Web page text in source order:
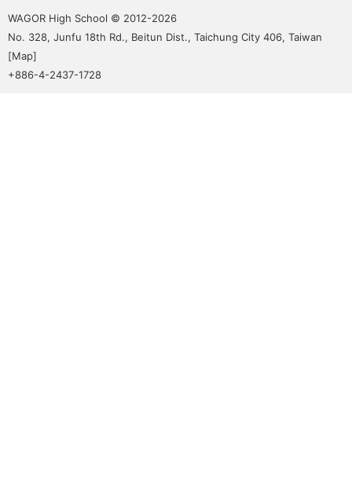
WAGOR High School © 2012-2026
No. 328, Junfu 18th Rd., Beitun Dist., Taichung City 406, Taiwan
[Map]
+886-4-2437-1728